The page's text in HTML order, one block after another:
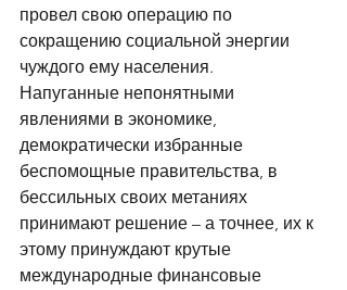
провел свою операцию по
сокращению социальной энергии
чуждого ему населения.
Напуганные непонятными
явлениями в экономике,
демократически избранные
беспомощные правительства, в
бессильных своих метаниях
принимают решение – а точнее, их к
этому принуждают крутые
международные финансовые